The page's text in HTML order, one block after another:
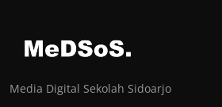
Media Digital Sekolah Sidoarjo